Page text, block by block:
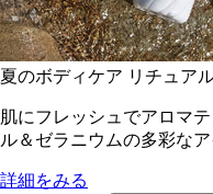
夏のボディケア リチュア
肌にフレッシュでアロマ
ル＆ゼラニウムの多彩なア
詳細をみる